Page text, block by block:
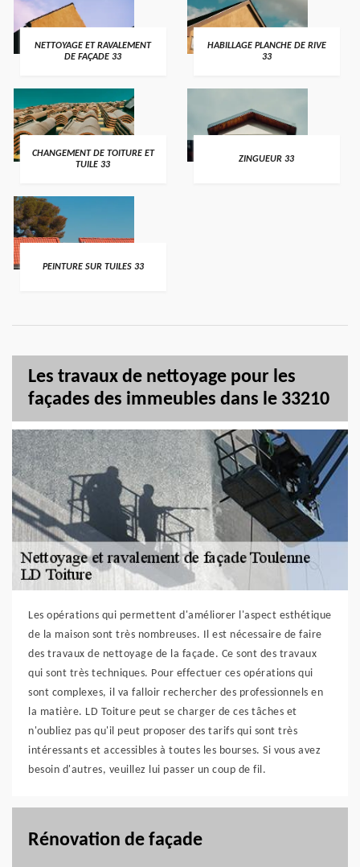
NETTOYAGE ET RAVALEMENT
DE FAÇADE 33
HABILLAGE PLANCHE DE RIVE
33
CHANGEMENT DE TOITURE ET
TUILE 33
ZINGUEUR 33
PEINTURE SUR TUILES 33
Les travaux de nettoyage pour les
façades des immeubles dans le 33210
Les opérations qui permettent d'améliorer l'aspect esthétique
de la maison sont très nombreuses. Il est nécessaire de faire
des travaux de nettoyage de la façade. Ce sont des travaux
qui sont très techniques. Pour effectuer ces opérations qui
sont complexes, il va falloir rechercher des professionnels en
la matière. LD Toiture peut se charger de ces tâches et
n'oubliez pas qu'il peut proposer des tarifs qui sont très
intéressants et accessibles à toutes les bourses. Si vous avez
besoin d'autres, veuillez lui passer un coup de fil.
Rénovation de façade